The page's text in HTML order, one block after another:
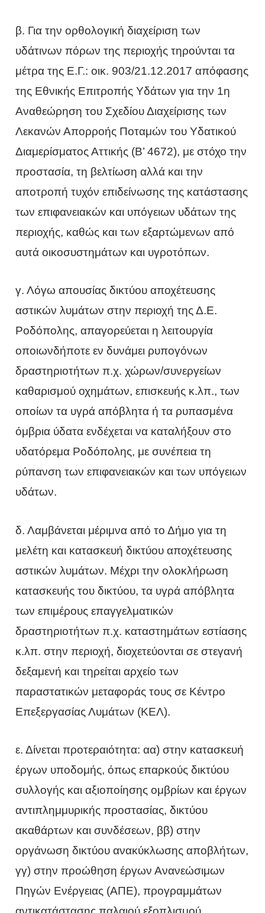
β. Για την ορθολογική διαχείριση των
υδάτινων πόρων της περιοχής τηρούνται τα
μέτρα της Ε.Γ.: οικ. 903/21.12.2017 απόφασης
της Εθνικής Επιτροπής Υδάτων για την 1η
Αναθεώρηση του Σχεδίου Διαχείρισης των
Λεκανών Απορροής Ποταμών του Υδατικού
Διαμερίσματος Αττικής (Β’ 4672), με στόχο την
προστασία, τη βελτίωση αλλά και την
αποτροπή τυχόν επιδείνωσης της κατάστασης
των επιφανειακών και υπόγειων υδάτων της
περιοχής, καθώς και των εξαρτώμενων από
αυτά οικοσυστημάτων και υγροτόπων.
γ. Λόγω απουσίας δικτύου αποχέτευσης
αστικών λυμάτων στην περιοχή της Δ.Ε.
Ροδόπολης, απαγορεύεται η λειτουργία
οποιωνδήποτε εν δυνάμει ρυπογόνων
δραστηριοτήτων π.χ. χώρων/συνεργείων
καθαρισμού οχημάτων, επισκευής κ.λπ., των
οποίων τα υγρά απόβλητα ή τα ρυπασμένα
όμβρια ύδατα ενδέχεται να καταλήξουν στο
υδατόρεμα Ροδόπολης, με συνέπεια τη
ρύπανση των επιφανειακών και των υπόγειων
υδάτων.
δ. Λαμβάνεται μέριμνα από το Δήμο για τη
μελέτη και κατασκευή δικτύου αποχέτευσης
αστικών λυμάτων. Μέχρι την ολοκλήρωση
κατασκευής του δικτύου, τα υγρά απόβλητα
των επιμέρους επαγγελματικών
δραστηριοτήτων π.χ. καταστημάτων εστίασης
κ.λπ. στην περιοχή, διοχετεύονται σε στεγανή
δεξαμενή και τηρείται αρχείο των
παραστατικών μεταφοράς τους σε Κέντρο
Επεξεργασίας Λυμάτων (ΚΕΛ).
ε. Δίνεται προτεραιότητα: αα) στην κατασκευή
έργων υποδομής, όπως επαρκούς δικτύου
συλλογής και αξιοποίησης ομβρίων και έργων
αντιπλημμυρικής προστασίας, δικτύου
ακαθάρτων και συνδέσεων, ββ) στην
οργάνωση δικτύου ανακύκλωσης αποβλήτων,
γγ) στην προώθηση έργων Ανανεώσιμων
Πηγών Ενέργειας (ΑΠΕ), προγραμμάτων